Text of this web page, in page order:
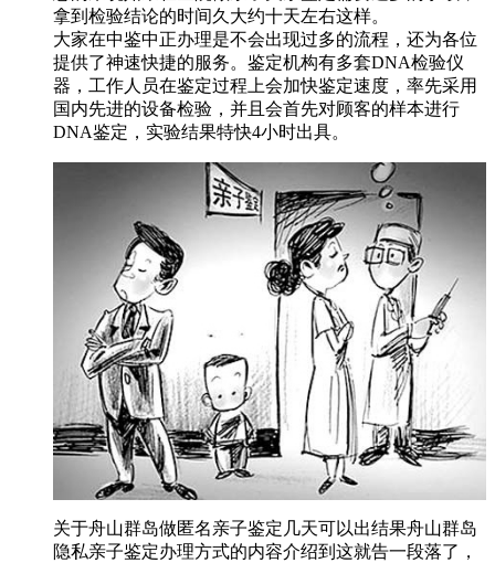
拿到检验结论的时间久大约十天左右这样。
大家在中鉴中正办理是不会出现过多的流程，还为各位
提供了神速快捷的服务。鉴定机构有多套DNA检验仪
器，工作人员在鉴定过程上会加快鉴定速度，率先采用
国内先进的设备检验，并且会首先对顾客的样本进行
DNA鉴定，实验结果特快4小时出具。
关于舟山群岛做匿名亲子鉴定几天可以出结果舟山群岛
隐私亲子鉴定办理方式的内容介绍到这就告一段落了，